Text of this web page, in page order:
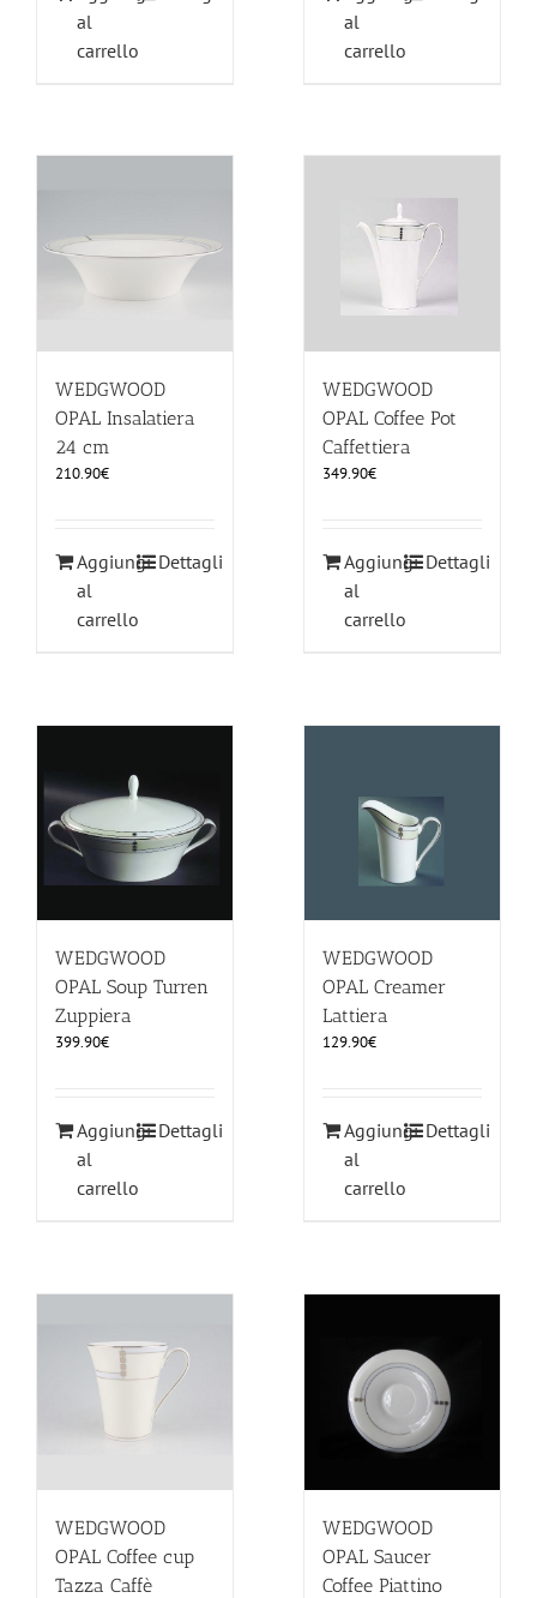
al
carrello
al
carrello
WEDGWOOD
OPAL Insalatiera
24 cm
210.90€
Aggiungi
al
carrello
Dettagli
WEDGWOOD
OPAL Coffee Pot
Caffettiera
349.90€
Aggiungi
al
carrello
Dettagli
WEDGWOOD
OPAL Soup Turren
Zuppiera
399.90€
Aggiungi
al
carrello
Dettagli
WEDGWOOD
OPAL Creamer
Lattiera
129.90€
Aggiungi
al
carrello
Dettagli
WEDGWOOD
OPAL Coffee cup
Tazza Caffè
WEDGWOOD
OPAL Saucer
Coffee Piattino